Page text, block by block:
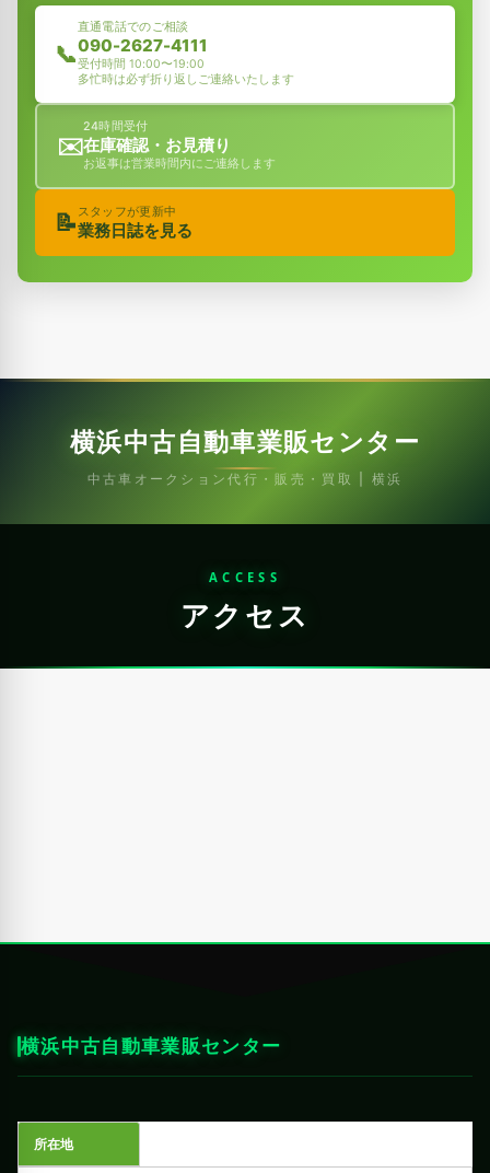
📞
直通電話でのご相談
090-2627-4111
受付時間 10:00〜19:00
多忙時は必ず折り返しご連絡いたします
✉️
24時間受付
在庫確認・お見積り
お返事は営業時間内にご連絡します
📝 スタッフが更新中
業務日誌を見る
横浜中古自動車業販センター
中古車オークション代行・販売・買取 | 横浜
ACCESS
アクセス
横浜中古自動車業販センター
所在地